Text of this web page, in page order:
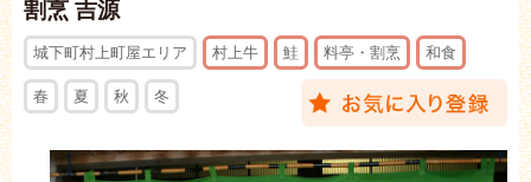
割烹 吉源
城下町村上町屋エリア 村上牛 鮭 料亭・割烹 和食
春 夏 秋 冬